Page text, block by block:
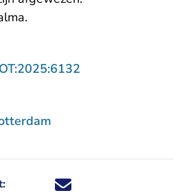
.
Deel dit nieuwsbericht via X -
Deel dit nieuwsbericht via
Deel dit nieuwsbericht
Deel dit